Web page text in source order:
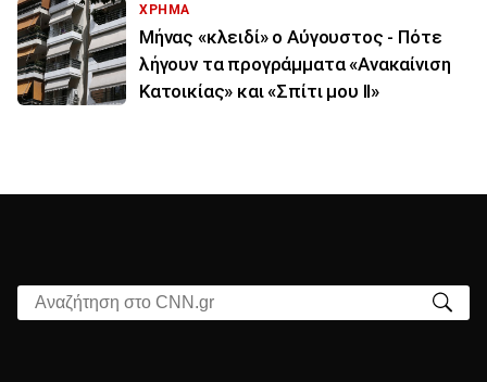
ΧΡΗΜΑ
Μήνας «κλειδί» ο Αύγουστος - Πότε
λήγουν τα προγράμματα «Ανακαίνιση
Κατοικίας» και «Σπίτι μου ΙΙ»
Αναζήτηση στο CNN.gr